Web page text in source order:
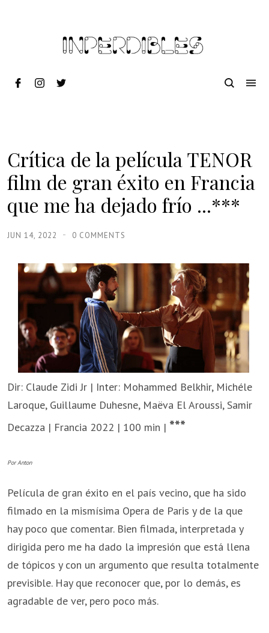
Crítica de la película TENOR
film de gran éxito en Francia
que me ha dejado frío ...***
JUN 14, 2022 0 COMMENTS
Dir: Claude Zidi Jr | Inter: Mohammed Belkhir, Michéle
Laroque, Guillaume Duhesne, Maëva El Aroussi, Samir
Decazza | Francia 2022 | 100 min | ***
Por Anton
Película de gran éxito en el país vecino, que ha sido
filmado en la mismísima Opera de Paris y de la que
hay poco que comentar. Bien filmada, interpretada y
dirigida pero me ha dado la impresión que está llena
de tópicos y con un argumento que resulta totalmente
previsible. Hay que reconocer que, por lo demás, es
agradable de ver, pero poco más.